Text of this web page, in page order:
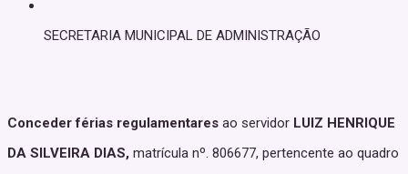
SECRETARIA MUNICIPAL DE ADMINISTRAÇÃO
Conceder férias regulamentares ao servidor LUIZ HENRIQUE
DA SILVEIRA DIAS, matrícula nº. 806677, pertencente ao quadro